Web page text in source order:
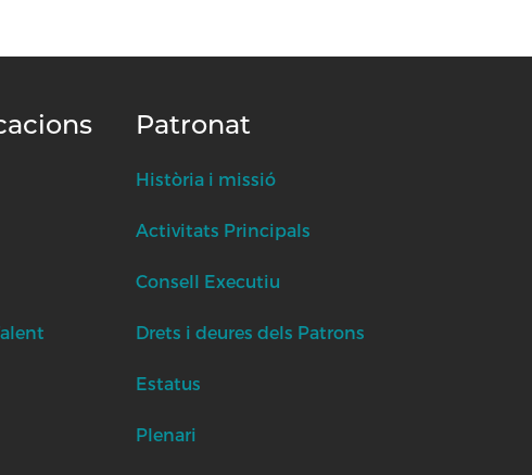
Patronat
Història i missió
Activitats Principals
Consell Executiu
Drets i deures dels Patrons
Estatus
Plenari